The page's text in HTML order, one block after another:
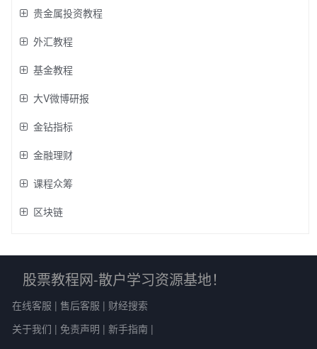
贵金属投资教程
外汇教程
基金教程
大V微博研报
金钻指标
金融理财
课程众筹
区块链
股票教程网-散户学习资源基地！
在线客服 | 售后客服 | 财经搜索
关于我们 | 免责声明 | 新手指南 |